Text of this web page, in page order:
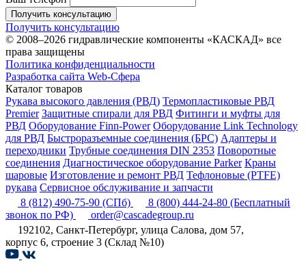
Получить консультацию
Получить консультацию
© 2008–2026 гидравлические компоненты «КАСКАД» все
права защищены
Политика конфиденциальности
Разработка сайта Web-Сфера
Каталог товаров
Рукава высокого давления (РВД) Термопластиковые РВД
Premier Защитные спирали для РВД Фитинги и муфты для
РВД Оборудование Finn-Power Оборудование Link Technology
для РВД Быстроразъемные соединения (БРС) Адаптеры и
переходники Трубные соединения DIN 2353 Поворотные
соединения Диагностическое оборудование Parker Краны
шаровые Изготовление и ремонт РВД Тефлоновые (PTFE)
рукава Сервисное обслуживание и запчасти
8 (812) 490-75-90 (СПб) 8 (800) 444-24-80 (Бесплатный
звонок по РФ)
order@cascadegroup.ru
192102, Санкт-Петербург, улица Салова, дом 57,
корпус 6, строение 3 (Склад №10)